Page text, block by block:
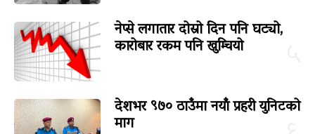
नेप्से लगातार दोस्रो दिन पनि घट्यो,
कारोबार रकम पनि खुम्चियो
देशभर ९७० ठाउँमा नयाँ प्रहरी युनिटको
माग